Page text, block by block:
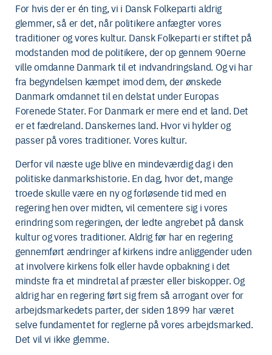
For hvis der er én ting, vi i Dansk Folkeparti aldrig
glemmer, så er det, når politikere anfægter vores
traditioner og vores kultur. Dansk Folkeparti er stiftet på
modstanden mod de politikere, der op gennem 90erne
ville omdanne Danmark til et indvandringsland. Og vi har
fra begyndelsen kæmpet imod dem, der ønskede
Danmark omdannet til en delstat under Europas
Forenede Stater. For Danmark er mere end et land. Det
er et fædreland. Danskernes land. Hvor vi hylder og
passer på vores traditioner. Vores kultur.
Derfor vil næste uge blive en mindeværdig dag i den
politiske danmarkshistorie. En dag, hvor det, mange
troede skulle være en ny og forløsende tid med en
regering hen over midten, vil cementere sig i vores
erindring som regeringen, der ledte angrebet på dansk
kultur og vores traditioner. Aldrig før har en regering
gennemført ændringer af kirkens indre anliggender uden
at involvere kirkens folk eller havde opbakning i det
mindste fra et mindretal af præster eller biskopper. Og
aldrig har en regering ført sig frem så arrogant over for
arbejdsmarkedets parter, der siden 1899 har været
selve fundamentet for reglerne på vores arbejdsmarked.
Det vil vi ikke glemme.